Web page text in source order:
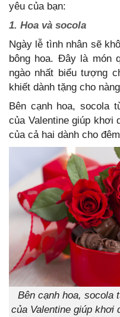
yêu của bạn:
1. Hoa và socola
Ngày lễ tình nhân sẽ
bông hoa. Đây là món
ngào nhất biểu tượng
khiết dành tặng cho
Bên cạnh hoa, socola
của Valentine giúp khơi
của cả hai dành cho
Bên cạnh hoa, socola
của Valentine giúp khơi